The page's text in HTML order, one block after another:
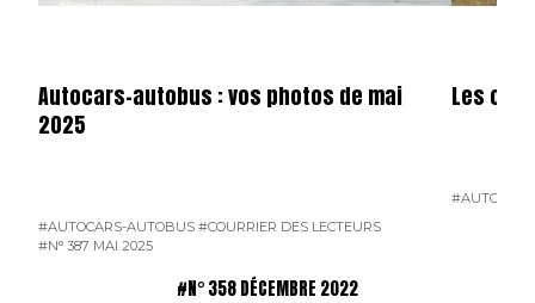
Autocars-autobus : vos photos de mai
2025
#AUTOCARS-AUTOBUS #COURRIER DES LECTEURS
#N° 387 MAI 2025
Les
#N° 358 DÉCEMBRE 2022